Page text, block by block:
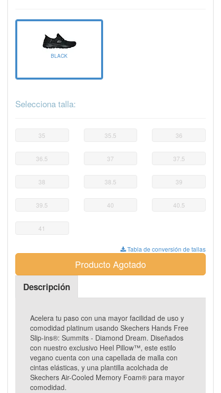
BLACK
Selecciona talla:
35 35.5 36
36.5 37 37.5
38 38.5 39
39.5 40 40.5
41
Tabla de conversión de tallas
Producto Agotado
Descripción
Acelera tu paso con una mayor facilidad de uso y
comodidad platinum usando Skechers Hands Free
Slip-ins®: Summits - Diamond Dream. Diseñados
con nuestro exclusivo Heel Pillow™, este estilo
vegano cuenta con una capellada de malla con
cintas elásticas, y una plantilla acolchada de
Skechers Air-Cooled Memory Foam® para mayor
comodidad.